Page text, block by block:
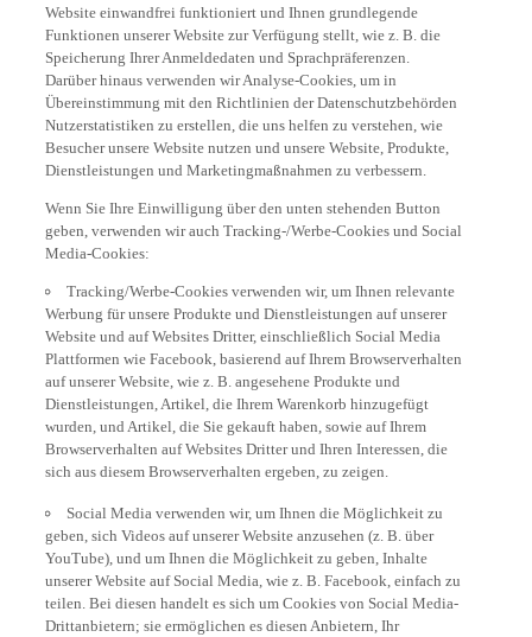
Website einwandfrei funktioniert und Ihnen grundlegende
Funktionen unserer Website zur Verfügung stellt, wie z. B. die
Speicherung Ihrer Anmeldedaten und Sprachpräferenzen.
Darüber hinaus verwenden wir Analyse-Cookies, um in
Übereinstimmung mit den Richtlinien der Datenschutzbehörden
Nutzerstatistiken zu erstellen, die uns helfen zu verstehen, wie
Besucher unsere Website nutzen und unsere Website, Produkte,
Dienstleistungen und Marketingmaßnahmen zu verbessern.
Wenn Sie Ihre Einwilligung über den unten stehenden Button
geben, verwenden wir auch Tracking-/Werbe-Cookies und Social
Media-Cookies:
Tracking/Werbe-Cookies verwenden wir, um Ihnen relevante
Werbung für unsere Produkte und Dienstleistungen auf unserer
Website und auf Websites Dritter, einschließlich Social Media
Plattformen wie Facebook, basierend auf Ihrem Browserverhalten
auf unserer Website, wie z. B. angesehene Produkte und
Dienstleistungen, Artikel, die Ihrem Warenkorb hinzugefügt
wurden, und Artikel, die Sie gekauft haben, sowie auf Ihrem
Browserverhalten auf Websites Dritter und Ihren Interessen, die
sich aus diesem Browserverhalten ergeben, zu zeigen.
Social Media verwenden wir, um Ihnen die Möglichkeit zu
geben, sich Videos auf unserer Website anzusehen (z. B. über
YouTube), und um Ihnen die Möglichkeit zu geben, Inhalte
unserer Website auf Social Media, wie z. B. Facebook, einfach zu
teilen. Bei diesen handelt es sich um Cookies von Social Media-
Drittanbietern; sie ermöglichen es diesen Anbietern, Ihr